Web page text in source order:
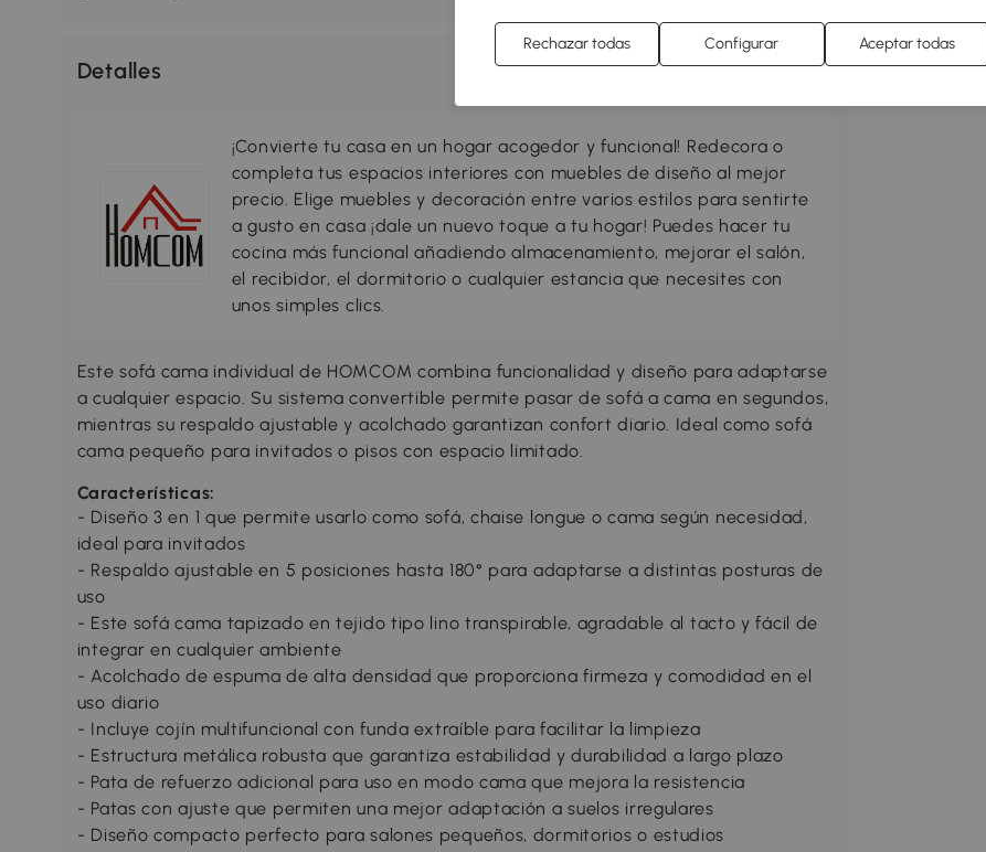
Detalles
¡Convierte tu casa en un hogar acogedor y funcional! Redecora o
completa tus espacios interiores con muebles de diseño al mejor
precio. Elige muebles y decoración entre varios estilos para sentirte
a gusto en casa ¡dale un nuevo toque a tu hogar! Puedes hacer tu
cocina más funcional añadiendo almacenamiento, mejorar el salón,
el recibidor, el dormitorio o cualquier estancia que necesites con
unos simples clics.
Este sofá cama individual de HOMCOM combina funcionalidad y diseño para adaptarse
a cualquier espacio. Su sistema convertible permite pasar de sofá a cama en segundos,
mientras su respaldo ajustable y acolchado garantizan confort diario. Ideal como sofá
cama pequeño para invitados o pisos con espacio limitado.
Características:
- Diseño 3 en 1 que permite usarlo como sofá, chaise longue o cama según necesidad,
ideal para invitados
- Respaldo ajustable en 5 posiciones hasta 180° para adaptarse a distintas posturas de
uso
- Este sofá cama tapizado en tejido tipo lino transpirable, agradable al tacto y fácil de
integrar en cualquier ambiente
- Acolchado de espuma de alta densidad que proporciona firmeza y comodidad en el
uso diario
- Incluye cojín multifuncional con funda extraíble para facilitar la limpieza
- Estructura metálica robusta que garantiza estabilidad y durabilidad a largo plazo
- Pata de refuerzo adicional para uso en modo cama que mejora la resistencia
- Patas con ajuste que permiten una mejor adaptación a suelos irregulares
- Diseño compacto perfecto para salones pequeños, dormitorios o estudios
Rechazar todas Configurar Aceptar todas